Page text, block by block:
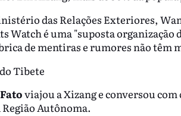
das Relações Exteriores,
Watch é uma "suposta organização
de mentiras e rumores não têm
Tibete
viajou a Xizang e conversou
Autônoma.